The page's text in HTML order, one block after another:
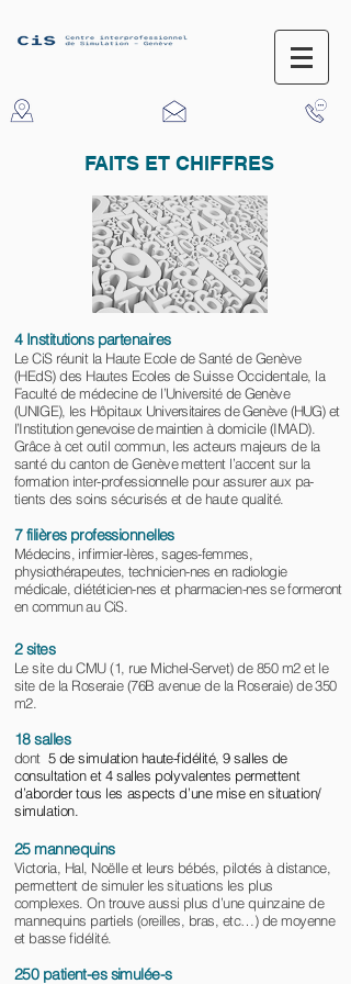
FAITS ET CHIFFRES
4 Institutions partenaires
Le CiS réunit la Haute Ecole de Santé de Genève
(HEdS) des Hautes Ecoles de Suisse Occidentale, la
Faculté de médecine de l’Université de Genève
(UNIGE), les Hôpitaux Universitaires de Genève (HUG) et
l’Institution genevoise de maintien àdomicile (IMAD).
Grâce à cet outil commun, les acteurs majeurs de la
santé du canton de Genève mettent l’accent sur la
formation inter-professionnelle pour assurer aux pa-
tients des soins sécurisés et de haute qualité.
7 filières professionnelles
Médecins, infirmier-Ières, sages-femmes,
physiothérapeutes, technicien-nes en radiologie
médicale, diététicien-nes et pharmacien-nes se formeront
en commun au CiS.
2 sites
Le site du CMU (1, rue Michel-Servet) de 850 m2 et le
site de la Roseraie (76B avenue de la Roseraie) de 350
m2.
18 salles
dont 5de simulation haute-fidélité,9salles de
consultation et4salles polyvalentes permettent
d’aborder tous les aspects d’une mise en situation/
simulation.
25 mannequins
Victoria, Hal, Noëlle et leurs bébés, pilotés à distance,
permettent de simuler les situations les plus
complexes. On trouve aussi plus d’une quinzaine de
mannequins partiels (oreilles, bras, etc…) de moyenne
et basse fidélité.
250 patient-es simulée-s